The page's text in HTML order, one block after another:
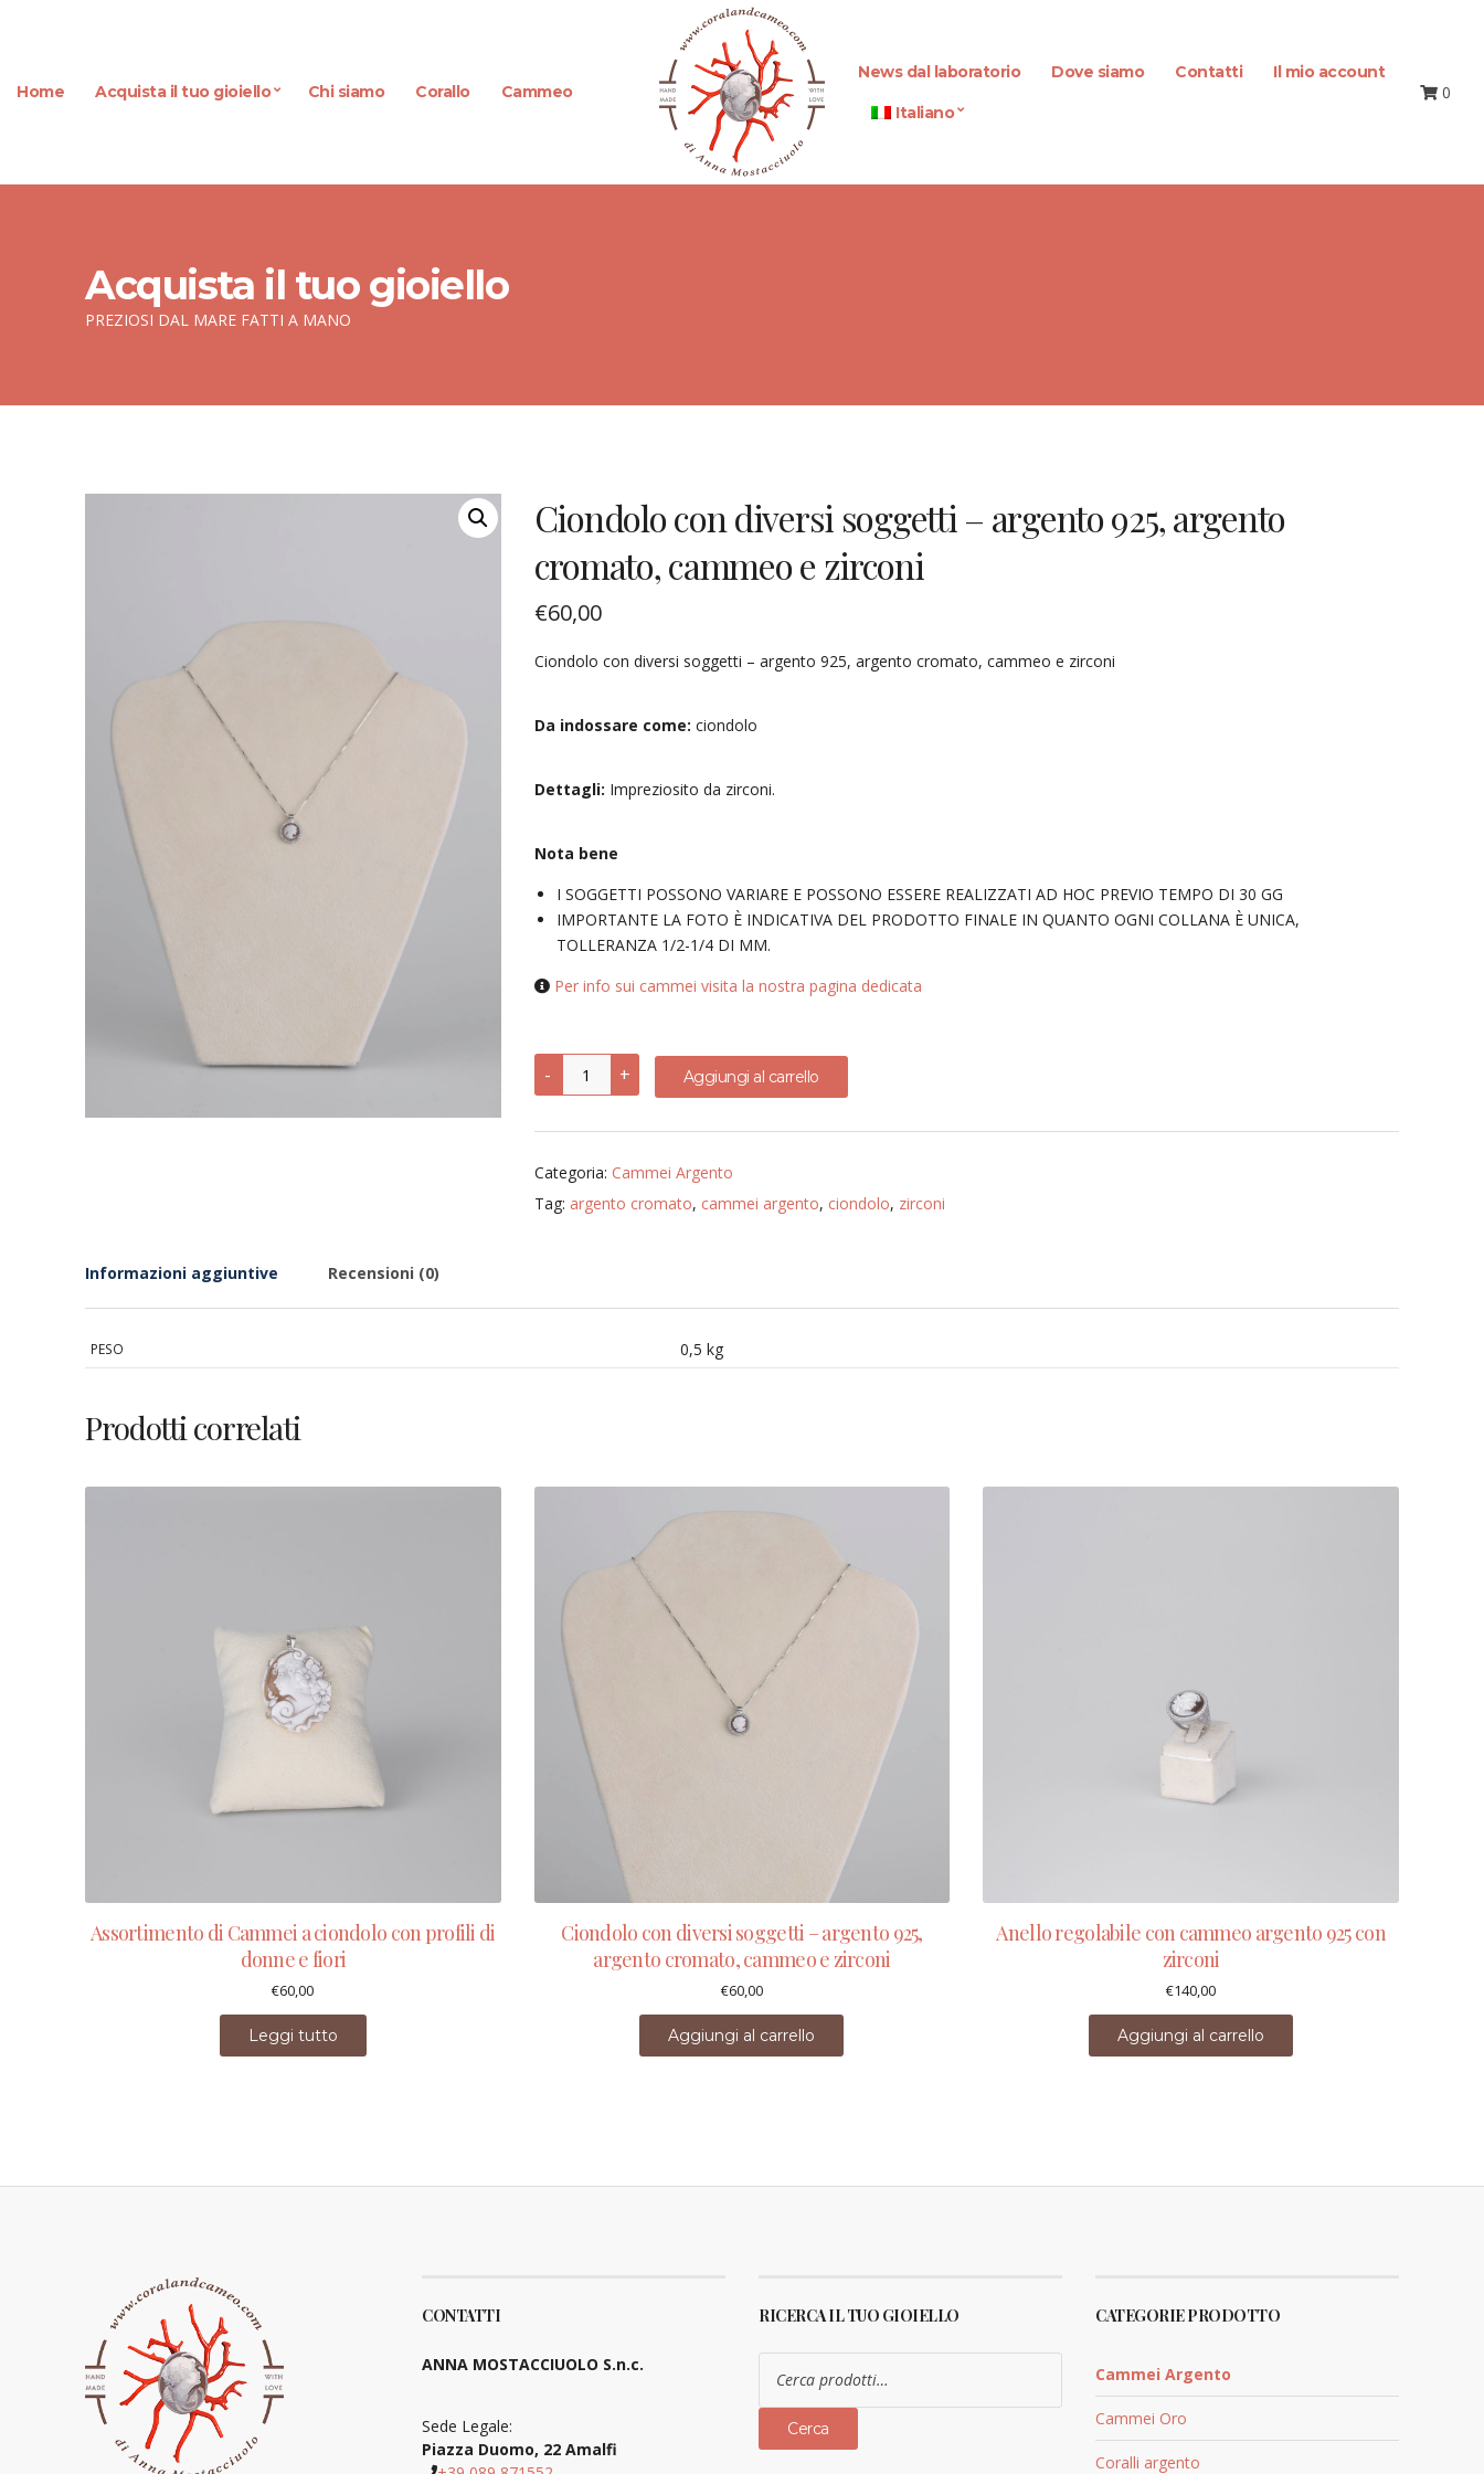
Home Acquista il tuo gioiello Chi siamo Corallo Cammeo
News dal laboratorio Dove siamo Contatti Il mio account
Italiano
0
Acquista il tuo gioiello
PREZIOSI DAL MARE FATTI A MANO
Ciondolo con diversi soggetti – argento 925, argento
cromato, cammeo e zirconi
€60,00
Ciondolo con diversi soggetti – argento 925, argento cromato, cammeo e zirconi
Da indossare come: ciondolo
Dettagli: Impreziosito da zirconi.
Nota bene
I SOGGETTI POSSONO VARIARE E POSSONO ESSERE REALIZZATI AD HOC PREVIO TEMPO DI 30 GG
IMPORTANTE LA FOTO È INDICATIVA DEL PRODOTTO FINALE IN QUANTO OGNI COLLANA È UNICA,
TOLLERANZA 1/2-1/4 DI MM.
Per info sui cammei visita la nostra pagina dedicata
-
Ciondolo
con
diversi
-
925,
cromato,
+ Aggiungi al carrello
Categoria: Cammei Argento
Tag: argento cromato, cammei argento, ciondolo, zirconi
Informazioni aggiuntive Recensioni (0)
PESO 0,5 kg
Prodotti correlati
Assortimento di Cammei a ciondolo con profili di
donne e fiori
€60,00
Leggi tutto
Ciondolo con diversi soggetti – argento 925,
argento cromato, cammeo e zirconi
€60,00
Aggiungi al carrello
Anello regolabile con cammeo argento 925 con
zirconi
€140,00
Aggiungi al carrello
CONTATTI
ANNA MOSTACCIUOLO S.n.c.
Sede Legale:
Piazza Duomo, 22 Amalfi
RICERCA IL TUO GIOIELLO
Cerca:
Cerca
CATEGORIE PRODOTTO
Cammei Argento
Cammei Oro
Coralli argento